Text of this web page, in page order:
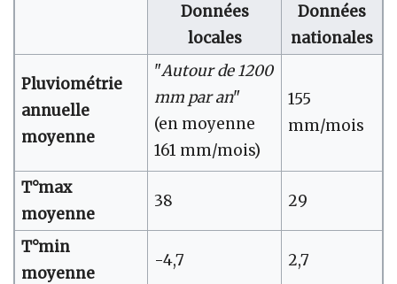
Données
locales
Données
nationales
Pluviométrie
annuelle
moyenne
"Autour de 1200
mm par an"
(en moyenne
161 mm/mois)
155
mm/mois
T°max
moyenne
38 29
T°min
moyenne
-4,7 2,7